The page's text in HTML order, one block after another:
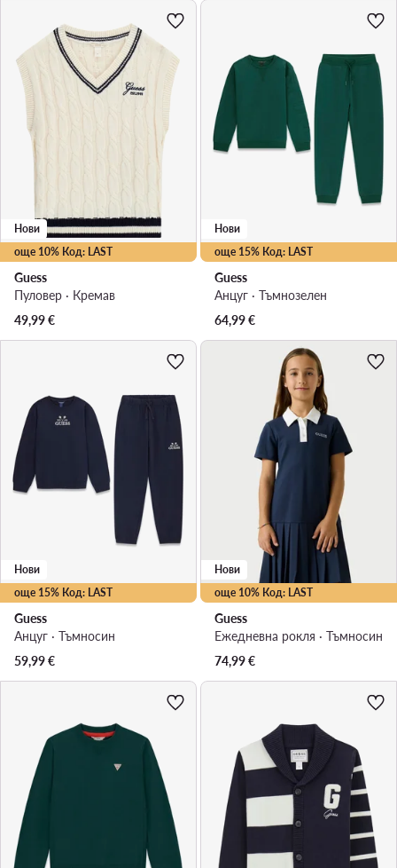
още 10% Код: LAST
Нови
Guess
Пуловер · Кремав
49,99€
още 15% Код: LAST
Нови
Guess
Анцуг · Тъмнозелен
64,99€
още 15% Код: LAST
Нови
Guess
Анцуг · Тъмносин
59,99€
още 10% Код: LAST
Нови
Guess
Ежедневна рокля · Тъмносин
74,99€